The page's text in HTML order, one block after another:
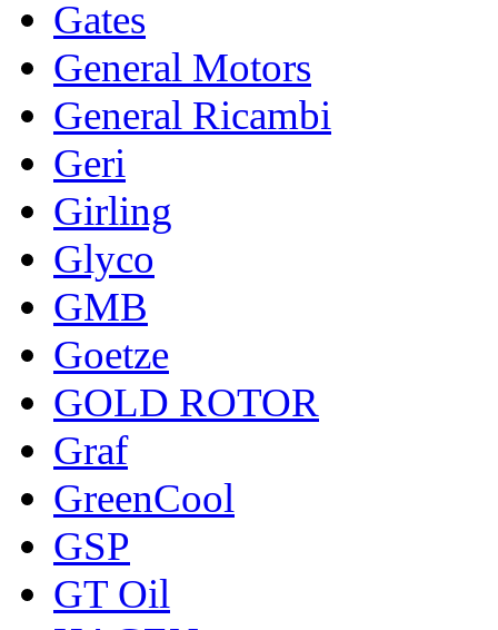
Gates
General Motors
General Ricambi
Geri
Girling
Glyco
GMB
Goetze
GOLD ROTOR
Graf
GreenCool
GSP
GT Oil